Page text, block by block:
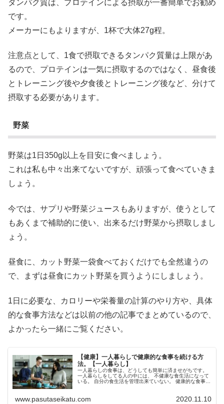
タンパク質は、プロテインによる摂取が一番簡単でお勧め
です。
メーカーにもよりますが、1杯で大体27g程。
注意点として、1食で摂取できるタンパク質量は上限があ
るので、プロテインは一気に摂取するのではなく、昼食後
とトレーニング後や夕食後とトレーニング後など、分けて
摂取する必要があります。
野菜
野菜は1日350g以上を目安に食べましょう。
これは私も中々出来てないですが、頑張って食べていきま
しょう。
今では、サプリや野菜ジュースもありますが、使うとして
もあくまで補助的に使い、出来るだけ野菜から摂取しまし
ょう。
昼食に、カット野菜一袋食べておくだけでも全然違うの
で、まずは昼食にカット野菜を買うようにしましょう。
1日に必要な、カロリーや栄養量の計算のやり方や、具体
的な食事方法などは以前の他の記事でまとめているので、
よかったら一緒にご覧ください。
【健康】一人暮らしで健康的な食事を続ける方
法。【一人暮らし】
一人暮らしの食事は、どうしても簡単に済ませがちです。
一人暮らしをしてる人の中には、 不健康な食生活になって
いる。 自分の食生活を管理出来ていない。 健康的な食事は
www.pasutaseikatu.com 2020.11.10